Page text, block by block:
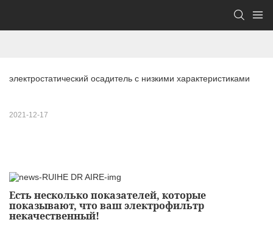
электростатический осадитель с низкими характеристиками
2021-12-17
Есть несколько показателей, которые
показывают, что ваш электрофильтр
некачественный!